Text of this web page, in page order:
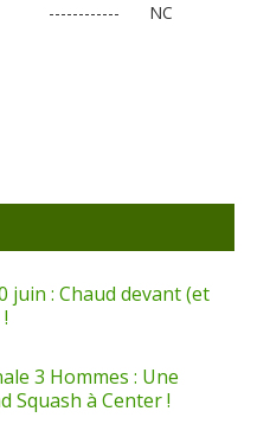
------------ NC
juin : Chaud devant (et
3 Hommes : Une
Squash à Center !